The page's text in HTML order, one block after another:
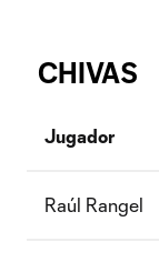
CHIVAS
Jugador
Raúl Rangel